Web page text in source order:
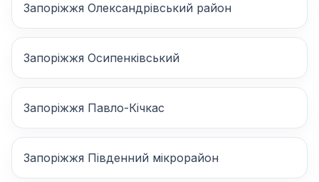
Запоріжжя Олександрівський район
Запоріжжя Осипенківський
Запоріжжя Павло-Кічкас
Запоріжжя Південний мікрорайон